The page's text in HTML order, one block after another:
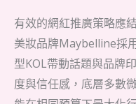
有效的網紅推廣策略應
美妝品牌Maybelline採
型KOL帶動話題與品牌
度與信任感，底層多數